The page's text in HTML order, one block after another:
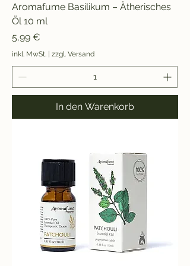
Aromafume Basilikum – Ätherisches
Öl 10 ml
Preis
5,99 €
inkl. MwSt. | zzgl. Versand
In den Warenkorb